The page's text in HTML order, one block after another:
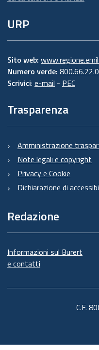
URP
Sito web:
Numero verde:
Scrivici: e-mail - PEC
Trasparenza
Amministrazione
Note legali e copyright
Privacy e Cookie
Dichiarazione di
Redazione
Informazioni sul Burert
e contatti
C.F.